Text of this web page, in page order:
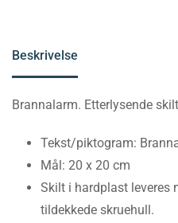
Beskrivelse
Brannalarm. Etterlysende
Tekst/piktogram:
Mål: 20 x 20 cm
Skilt i hardplast leveres
tildekkede skruehull.